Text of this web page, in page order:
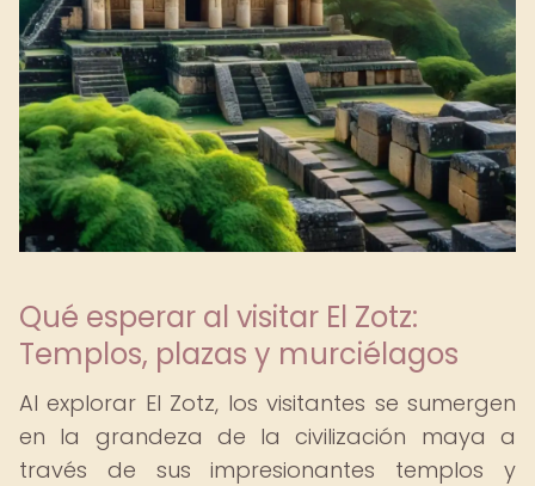
Qué esperar al visitar El Zotz:
Templos, plazas y murciélagos
Al explorar El Zotz, los visitantes se sumergen
en la grandeza de la civilización maya a
través de sus impresionantes templos y